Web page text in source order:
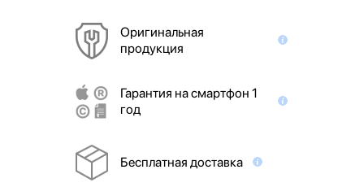
Оригинальная
продукция
Гарантия на смартфон 1
год
Бесплатная доставка